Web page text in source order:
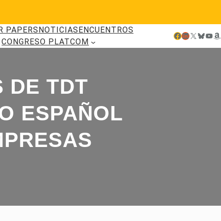
PAPERS NOTICIAS ENCUENTROS
CONGRESO PLATCOM
Facebook LinkedIn X Bluesky YouTube Amazon
DE TDT
ESPAÑOL